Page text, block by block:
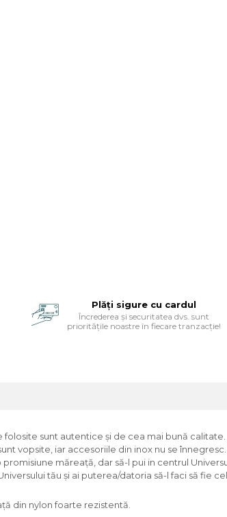
Plăți sigure cu cardul
Încrederea și securitatea dvs. sunt
prioritățile noastre în fiecare tranzacție!
sunt autentice și de cea mai bună calitate.
vopsite, iar accesoriile din inox nu se înnegresc.
măreață, dar să-l pui in centrul
tău și ai puterea/datoria să-l faci să fie
din nylon foarte rezistentă.